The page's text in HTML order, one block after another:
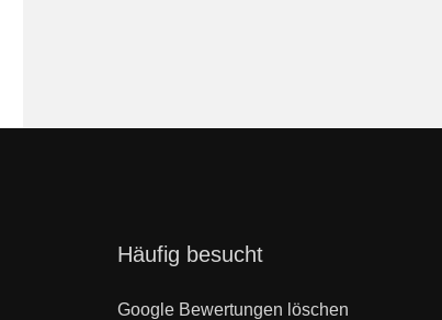
Navigation
Häufig besucht
Google Bewertungen löschen